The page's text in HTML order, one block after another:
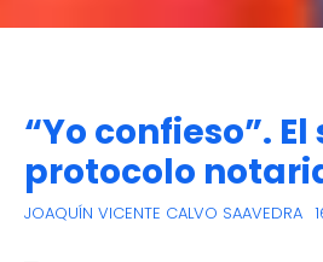
“Yo confieso”.
protocolo
JOAQUÍN VICENTE CALVO SAAVEDRA